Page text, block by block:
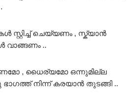
സ്റ്റിച്ച് ചെയ്യണം , സ്ക്യാൻ
..
, ധൈര്യമോ ഒന്നുമില്ല
നിന്ന് കരയാൻ തുടങ്ങി ..